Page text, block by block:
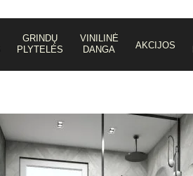
GRINDŲ
PLYTELĖS
VINILINĖ
DANGA
AKCIJOS